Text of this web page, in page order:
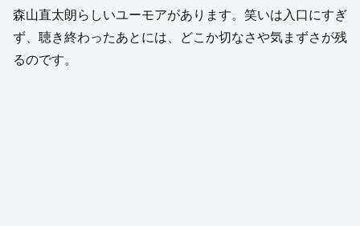
森山直太朗らしいユーモアがあります。笑いは入口にすぎ
ず、聴き終わったあとには、どこか切なさや気まずさが残
るのです。